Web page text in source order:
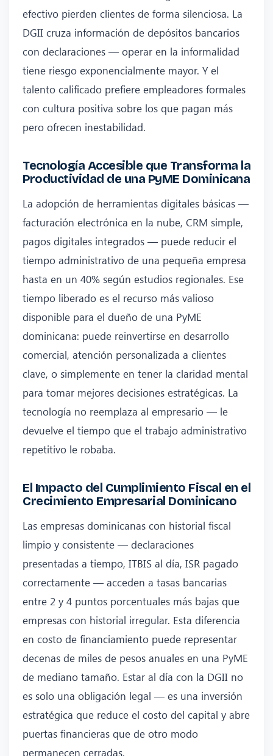
efectivo pierden clientes de forma silenciosa. La
DGII cruza información de depósitos bancarios
con declaraciones — operar en la informalidad
tiene riesgo exponencialmente mayor. Y el
talento calificado prefiere empleadores formales
con cultura positiva sobre los que pagan más
pero ofrecen inestabilidad.
Tecnología Accesible que Transforma la
Productividad de una PyME Dominicana
La adopción de herramientas digitales básicas —
facturación electrónica en la nube, CRM simple,
pagos digitales integrados — puede reducir el
tiempo administrativo de una pequeña empresa
hasta en un 40% según estudios regionales. Ese
tiempo liberado es el recurso más valioso
disponible para el dueño de una PyME
dominicana: puede reinvertirse en desarrollo
comercial, atención personalizada a clientes
clave, o simplemente en tener la claridad mental
para tomar mejores decisiones estratégicas. La
tecnología no reemplaza al empresario — le
devuelve el tiempo que el trabajo administrativo
repetitivo le robaba.
El Impacto del Cumplimiento Fiscal en el
Crecimiento Empresarial Dominicano
Las empresas dominicanas con historial fiscal
limpio y consistente — declaraciones
presentadas a tiempo, ITBIS al día, ISR pagado
correctamente — acceden a tasas bancarias
entre 2 y 4 puntos porcentuales más bajas que
empresas con historial irregular. Esta diferencia
en costo de financiamiento puede representar
decenas de miles de pesos anuales en una PyME
de mediano tamaño. Estar al día con la DGII no
es solo una obligación legal — es una inversión
estratégica que reduce el costo del capital y abre
puertas financieras que de otro modo
permanecen cerradas.